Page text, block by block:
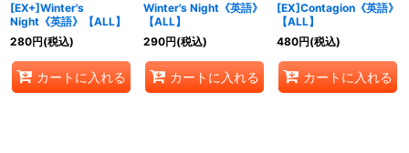
[EX+]Winter's
Night《英語》【ALL】
280円(税込)
カートに入れる
Winter's Night《英語》
【ALL】
290円(税込)
カートに入れる
[EX]Contagion《英語》
【ALL】
480円(税込)
カートに入れる